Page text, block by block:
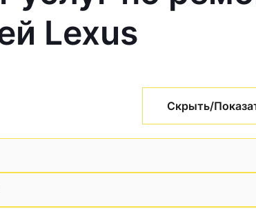
Lexus
Скрыть/